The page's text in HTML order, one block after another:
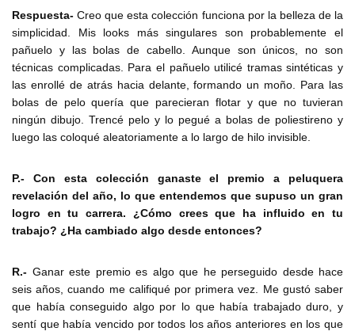
Respuesta-Creo que esta colección funciona por la belleza de la
simplicidad. Mis looks más singulares son probablemente el
pañuelo y las bolas de cabello. Aunque son únicos, no son
técnicas complicadas. Para el pañuelo utilicé tramas sintéticas y
las enrollé de atrás hacia delante, formando un moño. Para las
bolas de pelo quería que parecieran flotar y que no tuvieran
ningún dibujo. Trencé pelo y lo pegué a bolas de poliestireno y
luego las coloqué aleatoriamente a lo largo de hilo invisible.
P.- Con esta colección ganaste el premio a peluquera
revelación del año, lo que entendemos que supuso un gran
logro en tu carrera. ¿Cómo crees que ha influido en tu
trabajo? ¿Ha cambiado algo desde entonces?
R.- Ganar este premio es algo que he perseguido desde hace
seis años, cuando me califiqué por primera vez. Me gustó saber
que había conseguido algo por lo que había trabajado duro, y
sentí que había vencido por todos los años anteriores en los que